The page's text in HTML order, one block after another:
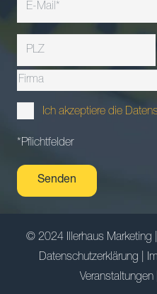
Ich akzeptiere die
*Pflichtfelder
© 2024 Illerhaus Marketing
Datenschutzerklärung
Veranstaltungen